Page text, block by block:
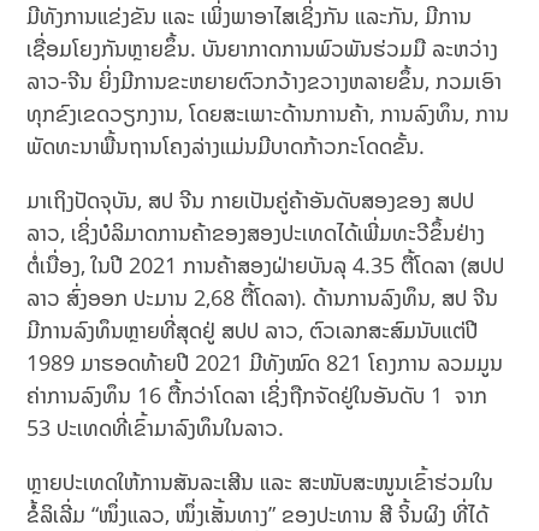
ມີທັງການແຂ່ງຂັນ ແລະ ເພິ່ງພາອາໄສເຊິ່ງກັນ ແລະກັນ, ມີການ
ເຊື່ອມໂຍງກັນຫຼາຍຂຶ້ນ. ບັນຍາກາດການພົວພັນຮ່ວມມື ລະຫວ່າງ
ລາວ-ຈີນ ຍິ່ງມີການຂະຫຍາຍຕົວກວ້າງຂວາງຫລາຍຂຶ້ນ, ກວມເອົາ
ທຸກຂົງເຂດວຽກງານ, ໂດຍສະເພາະດ້ານການຄ້າ, ການລົງທຶນ, ການ
ພັດທະນາພື້ນຖານໂຄງລ່າງແມ່ນມີບາດກ້າວກະໂດດຂັ້ນ.
ມາເຖິງປັດຈຸບັນ, ສປ ຈີນ ກາຍເປັນຄູ່ຄ້າອັນດັບສອງຂອງ ສປປ
ລາວ, ເຊິ່ງບໍລິມາດການຄ້າຂອງສອງປະເທດໄດ້ເພີ່ມທະວີຂຶ້ນຢ່າງ
ຕໍ່ເນື່ອງ, ໃນປີ 2021 ການຄ້າສອງຝ່າຍບັນລຸ 4.35 ຕື້ໂດລາ (ສປປ
ລາວ ສົ່ງອອກ ປະມານ 2,68 ຕື້ໂດລາ). ດ້ານການລົງທຶນ, ສປ ຈີນ
ມີການລົງທຶນຫຼາຍທີ່ສຸດຢູ່ ສປປ ລາວ, ຕົວເລກສະສົມນັບແຕ່ປີ
1989 ມາຮອດທ້າຍປີ 2021 ມີທັງໝົດ 821 ໂຄງການ ລວມມູນ
ຄ່າການລົງທຶນ 16 ຕື້ກວ່າໂດລາ ເຊິ່ງຖືກຈັດຢູ່ໃນອັນດັບ 1 ຈາກ
53 ປະເທດທີ່ເຂົ້າມາລົງທຶນໃນລາວ.
ຫຼາຍປະເທດໃຫ້ການສັນລະເສີນ ແລະ ສະໜັບສະໜູນເຂົ້າຮ່ວມໃນ
ຂໍ້ລິເລີ່ມ “ໜຶ່ງແລວ, ໜຶ່ງເສັ້ນທາງ” ຂອງປະທານ ສີ ຈິ້ນຜິງ ທີ່ໄດ້